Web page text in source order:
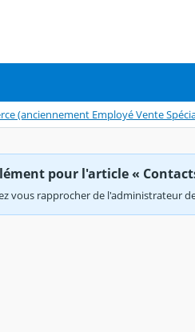
(anciennement Employé Vente
pour l'article «
vous rapprocher de l'administrateur